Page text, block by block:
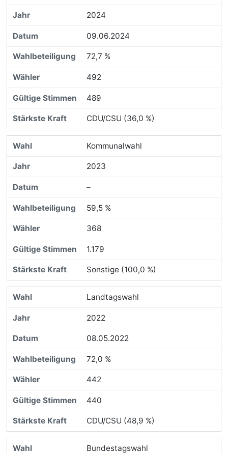
2024
09.06.2024
72,7 %
492
489
CDU/CSU (36,0 %)
Kommunalwahl
2023
–
59,5 %
368
1.179
Sonstige (100,0 %)
Landtagswahl
2022
08.05.2022
72,0 %
442
440
CDU/CSU (48,9 %)
Bundestagswahl